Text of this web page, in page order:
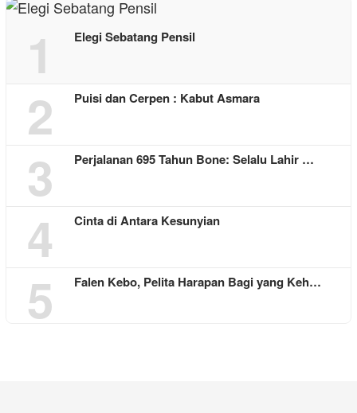
1 Elegi Sebatang Pensil
2 Puisi dan Cerpen : Kabut Asmara
3 Perjalanan 695 Tahun Bone: Selalu Lahir …
4 Cinta di Antara Kesunyian
5 Falen Kebo, Pelita Harapan Bagi yang Keh…